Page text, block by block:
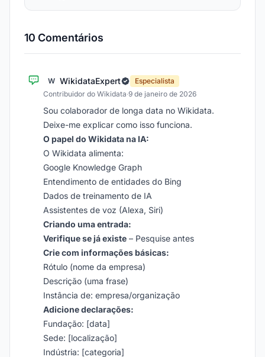
10 Comentários
W WikidataExpert
Especialista
Contribuidor do Wikidata·9 de janeiro de 2026
Sou colaborador de longa data no Wikidata.
Deixe-me explicar como isso funciona.
O papel do Wikidata na IA:
O Wikidata alimenta:
Google Knowledge Graph
Entendimento de entidades do Bing
Dados de treinamento de IA
Assistentes de voz (Alexa, Siri)
Criando uma entrada:
Verifique se já existe – Pesquise antes
Crie com informações básicas:
Rótulo (nome da empresa)
Descrição (uma frase)
Instância de: empresa/organização
Adicione declarações:
Fundação: [data]
Sede: [localização]
Indústria: [categoria]